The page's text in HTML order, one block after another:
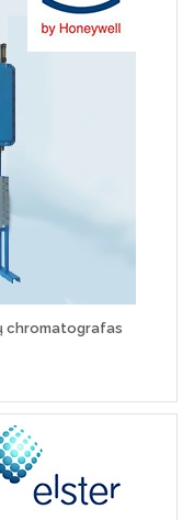
chromatografas